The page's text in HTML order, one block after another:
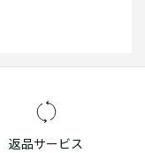
返品サービス